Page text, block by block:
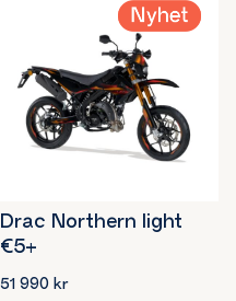
Drac Northern light
€5+
51 990kr